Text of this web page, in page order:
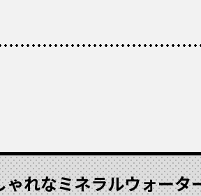
れなミネラルウォータ